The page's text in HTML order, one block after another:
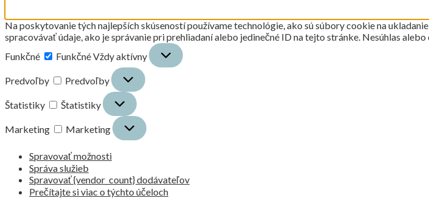
Na poskytovanie tých najlepších skúseností používame technológie, ako sú súbory cookie na
spracovávať údaje, ako je správanie pri prehliadaní alebo jedinečné ID na tejto stránke. Nesúhlas
Funkčné
FunkčnéVždy aktívny
Predvoľby Predvoľby
Štatistiky Štatistiky
Marketing Marketing
Spravovať možnosti
Správa služieb
Spravovať {vendor_count} dodávateľov
Prečítajte si viac o týchto účeloch